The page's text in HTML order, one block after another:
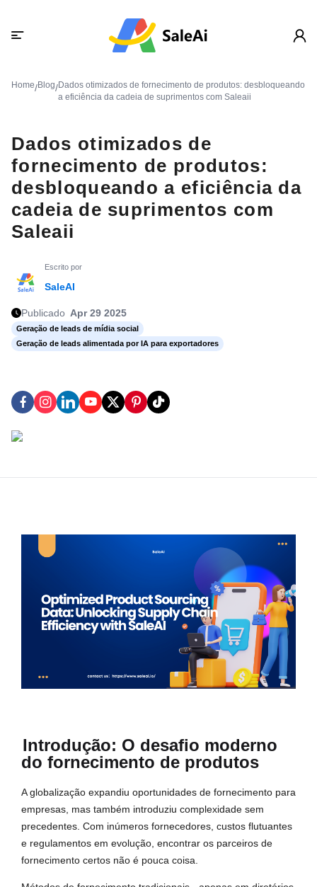
Home/Blog/Dados otimizados de fornecimento de produtos: desbloqueando
a eficiência da cadeia de suprimentos com Saleaii
Dados otimizados de
fornecimento de produtos:
desbloqueando a eficiência da
cadeia de suprimentos com
Saleaii
Escrito por
SaleAI
Publicado Apr 29 2025
Geração de leads de mídia social
Geração de leads alimentada por IA para exportadores
Introdução: O desafio moderno
do fornecimento de produtos
A globalização expandiu oportunidades de fornecimento para
empresas, mas também introduziu complexidade sem
precedentes. Com inúmeros fornecedores, custos flutuantes
e regulamentos em evolução, encontrar os parceiros de
fornecimento certos não é pouca coisa.